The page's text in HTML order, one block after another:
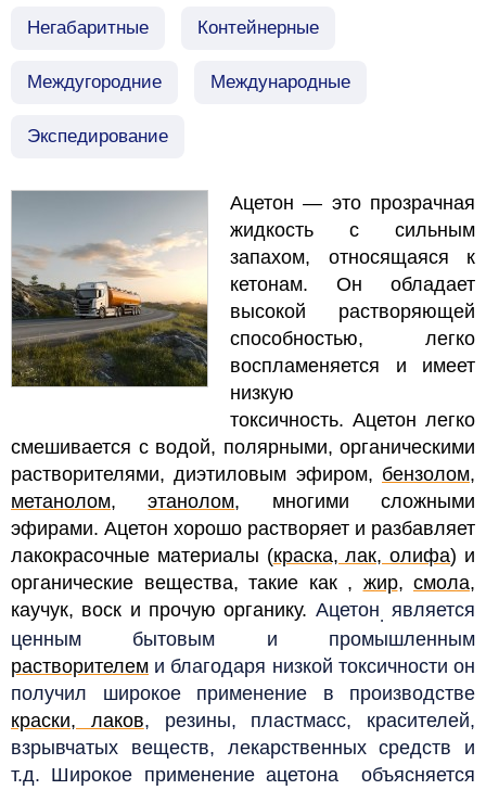
Негабаритные Контейнерные
Междугородние Международные
Экспедирование
Ацетон — это прозрачная
жидкость с сильным
запахом, относящаяся к
кетонам. Он обладает
высокой растворяющей
способностью, легко
воспламеняется и имеет
низкую
токсичность. Ацетон легко
смешивается с водой, полярными, органическими
растворителями, диэтиловым эфиром, бензолом,
метанолом,этанолом, многими сложными
эфирами. Ацетон хорошо растворяет и разбавляет
лакокрасочные материалы (краска, лак, олифа) и
органические вещества, такие как , жир, смола,
каучук, воск и прочую органику. Ацетон
является
ценным бытовым и промышленным
растворителем и благодаря низкой токсичности он
получил широкое применение в производстве
краски, лаков, резины, пластмасс, красителей,
взрывчатых веществ, лекарственных средств и
т.д. Широкое применение ацетона объясняется